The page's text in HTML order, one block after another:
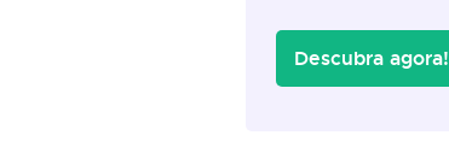
Descubra agora!